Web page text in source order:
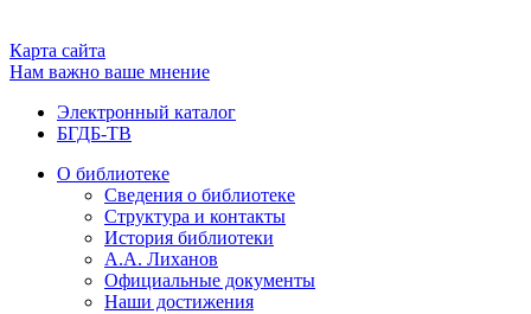
Карта сайта
Нам важно ваше мнение
Электронный каталог
БГДБ-ТВ
О библиотеке
Сведения о библиотеке
Структура и контакты
История библиотеки
А.А. Лиханов
Официальные документы
Наши достижения